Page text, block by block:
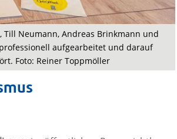
Till Neumann, Andreas Brinkmann und
aufgearbeitet und darauf
Foto: Reiner Toppmöller